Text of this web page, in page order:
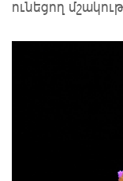
ունեցող